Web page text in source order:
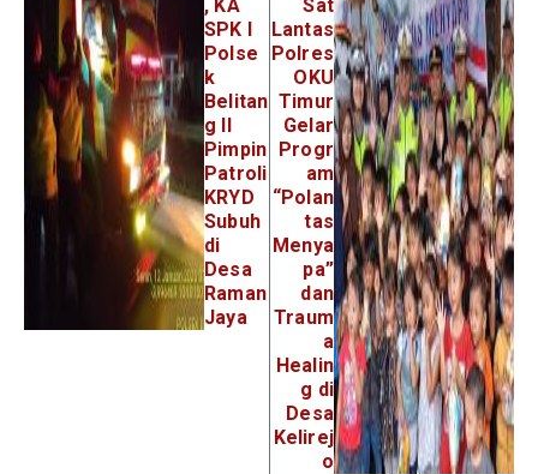
, KA
SPK I
Polse
k
Belitan
g II
Pimpin
Patroli
KRYD
Subuh
di
Desa
Raman
Jaya
Sat
Lantas
Polres
OKU
Timur
Gelar
Progr
am
“Polan
tas
Menya
pa”
dan
Traum
a
Healin
g di
Desa
Kelirej
o